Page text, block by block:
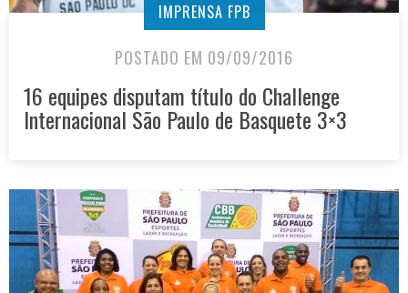
IMPRENSA FPB
POSTADO EM 09/09/2016
16 equipes disputam título do Challenge
Internacional São Paulo de Basquete 3×3